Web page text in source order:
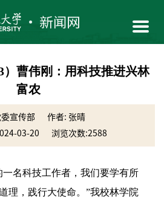
）曹伟刚：用科技推进兴林
富农
宣传部
作者: 张晴
03-20
浏览次数:2588
一名科技工作者，我们要学有所
理，践行大使命。”我校林学院